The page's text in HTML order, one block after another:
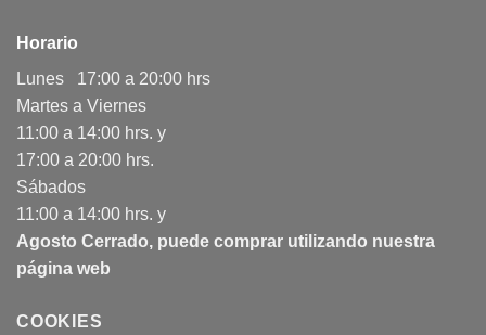
Horario
Lunes 17:00 a 20:00 hrs
Martes a Viernes
11:00 a 14:00 hrs. y
17:00 a 20:00 hrs.
Sábados
11:00 a 14:00 hrs. y
Agosto Cerrado, puede comprar utilizando nuestra
página web
COOKIES